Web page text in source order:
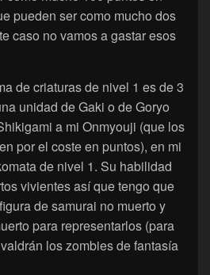
pueden ser como mucho dos
caso no vamos a gastar esos
de criaturas de nivel 1 es de 3
unidad de Gaki o de Goryo
a mi Onmyouji (que los
por el coste en puntos), en mi
de nivel 1. Su habilidad
vivientes así que tengo que
de samurai no muerto y
para representarlos (para
los zombies de fantasía